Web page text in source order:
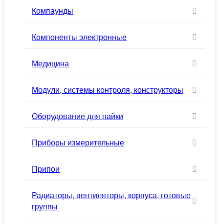
Компаунды
Компоненты электронные
Медицина
Модули, системы контроля, конструкторы
Оборудование для пайки
Приборы измерительные
Припои
Радиаторы, вентиляторы, корпуса, готовые
группы